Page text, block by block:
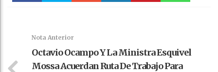
Nota Anterior
Octavio Ocampo Y La Ministra Esquivel
Mossa Acuerdan Ruta De Trabajo Para